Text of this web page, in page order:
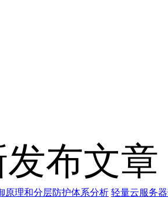
布文章
原理和分层防护体系分析 轻量云服务